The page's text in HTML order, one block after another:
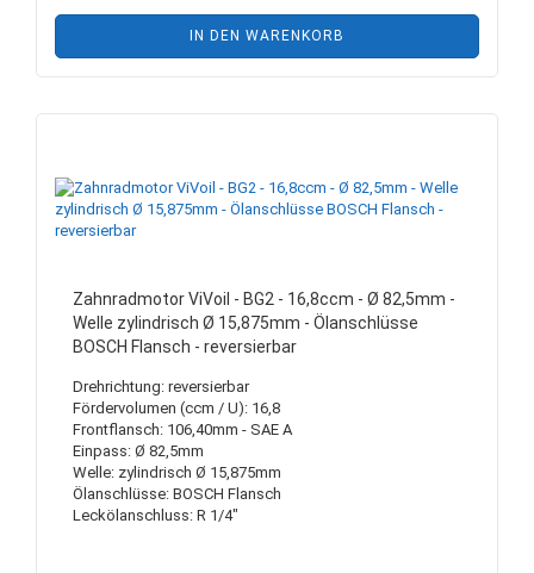
IN DEN WARENKORB
Zahnradmotor ViVoil - BG2 - 16,8ccm - Ø 82,5mm -
Welle zylindrisch Ø 15,875mm - Ölanschlüsse
BOSCH Flansch - reversierbar
Drehrichtung: reversierbar
Fördervolumen (ccm / U): 16,8
Frontflansch: 106,40mm - SAE A
Einpass: Ø 82,5mm
Welle: zylindrisch Ø 15,875mm
Ölanschlüsse: BOSCH Flansch
Leckölanschluss: R 1/4"